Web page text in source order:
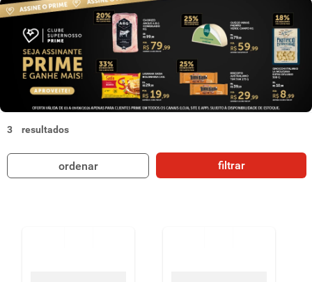
3
ordenar filtrar
5º queijo
6º biscoito
7º vinhos
macarrão